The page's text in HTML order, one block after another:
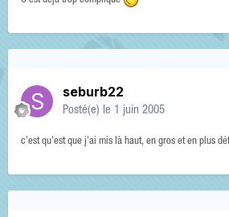
seburb22
Posté(e) le 1 juin 2005
c'est qu'est que j'ai mis là haut, en gros et en plus